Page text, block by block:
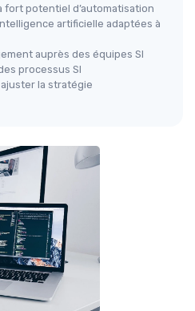
fort potentiel d’automatisation
artificielle adaptées à
auprès des équipes SI
processus SI
la stratégie